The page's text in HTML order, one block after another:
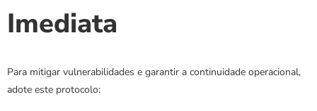
Imediata
Para mitigar vulnerabilidades e garantir a continuidade operacional,
adote este protocolo: